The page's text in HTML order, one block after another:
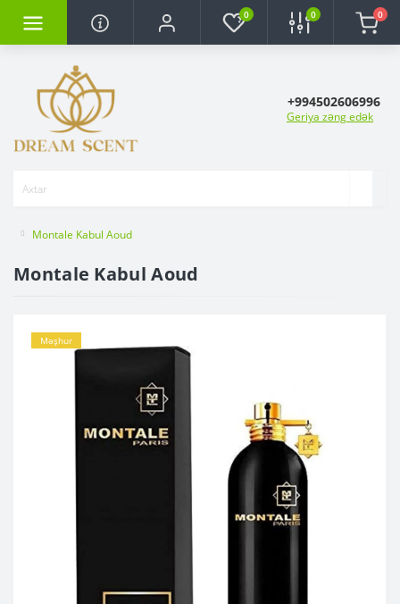
0 0 0
+994502606996
Geriya zəng edək
Montale Kabul Aoud
Montale Kabul Aoud
Məşhur